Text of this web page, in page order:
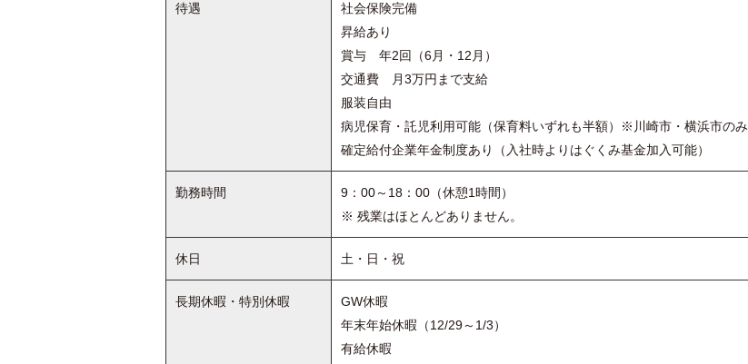
待遇
社会保険完備
昇給あり
賞与 年2回（6月・12月）
交通費 月3万円まで支給
服装自由
病児保育・託児利用可能（保育料いずれも半額）※川崎市・横浜市のみ
確定給付企業年金制度あり（入社時よりはぐくみ基金加入可能）
勤務時間
9：00～18：00（休憩1時間）
※ 残業はほとんどありません。
休日 土・日・祝
長期休暇・特別休暇
GW休暇
年末年始休暇（12/29～1/3）
有給休暇